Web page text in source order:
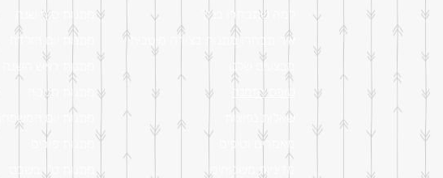
מתנות סוף שנה
מתנות יום הולדת
מתנות ראש השנה
מתנות חנוכה
מתנות יום המשפחה
מתנות פורים
מתנות ט"ו בשבט
למה שתבחרו בנו?
איך תבחרו מתנות בצורה מיטבית
מבצעים שלנו
טופס הזמנה
שאלות נפוצות
מאמרים וטיפים
מדיניות משלוחים